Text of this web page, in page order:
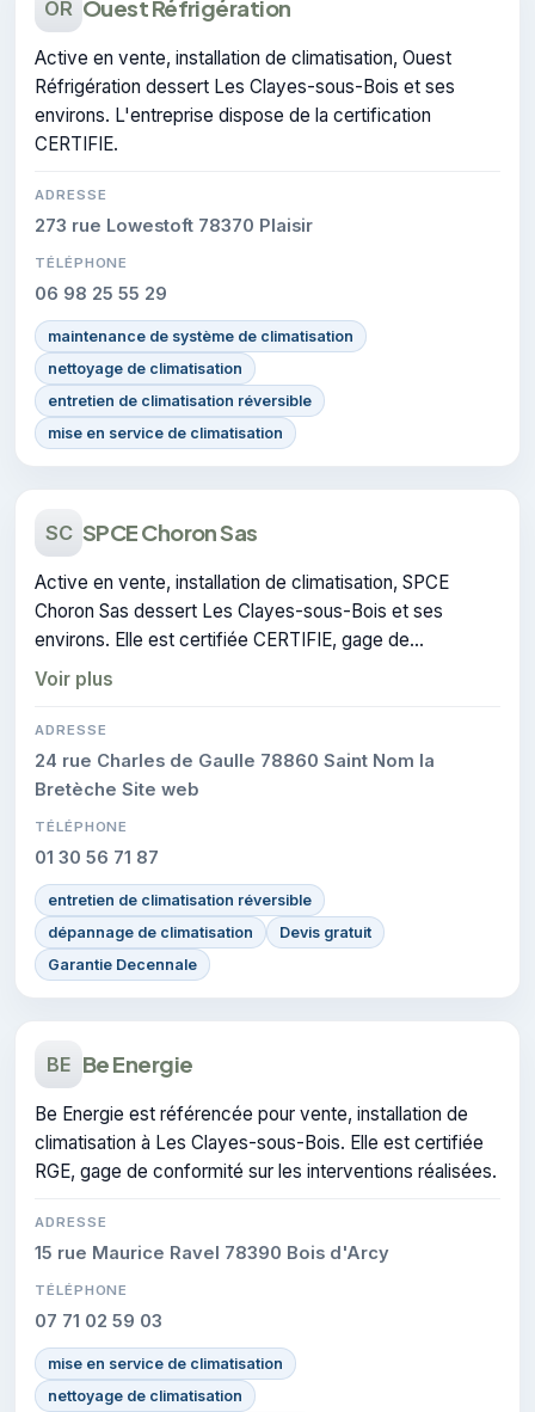
OR Ouest Réfrigération
Active en vente, installation de climatisation, Ouest
Réfrigération dessert Les Clayes-sous-Bois et ses
environs. L'entreprise dispose de la certification
CERTIFIE.
ADRESSE
273 rue Lowestoft 78370 Plaisir
TÉLÉPHONE
06 98 25 55 29
maintenance de système de climatisation
nettoyage de climatisation
entretien de climatisation réversible
mise en service de climatisation
SC SPCE Choron Sas
Active en vente, installation de climatisation, SPCE
Choron Sas dessert Les Clayes-sous-Bois et ses
environs. Elle est certifiée CERTIFIE, gage de
conformité sur les interventions réalisées.
Voir plus
ADRESSE
24 rue Charles de Gaulle 78860 Saint Nom la
Bretèche Site web
TÉLÉPHONE
01 30 56 71 87
entretien de climatisation réversible
dépannage de climatisation
Devis gratuit
Garantie Decennale
BE Be Energie
Be Energie est référencée pour vente, installation de
climatisation à Les Clayes-sous-Bois. Elle est certifiée
RGE, gage de conformité sur les interventions réalisées.
ADRESSE
15 rue Maurice Ravel 78390 Bois d'Arcy
TÉLÉPHONE
07 71 02 59 03
mise en service de climatisation
nettoyage de climatisation